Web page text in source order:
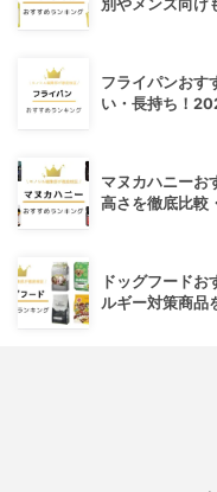
別やメンズ向け
フライパンおす
い・長持ち！
マヌカハニーお
高さを徹底比較
ドッグフード
ルギー対策商品